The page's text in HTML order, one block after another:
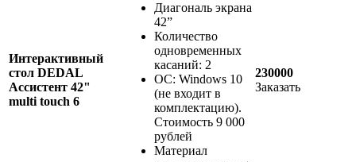
Интерактивный
стол DEDAL
Ассистент 42"
multi touch 6
Диагональ экрана
42”
Количество
одновременных
касаний: 2
ОС: Windows 10
(не входит в
комплектацию).
Стоимость 9 000
рублей
Материал
230000
Заказать